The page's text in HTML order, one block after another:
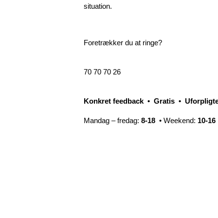
situation.
Foretrækker du at ringe?
70 70 70 26
Konkret feedback • Gratis •
Mandag – fredag: 8-18 • Weekend: 10-16